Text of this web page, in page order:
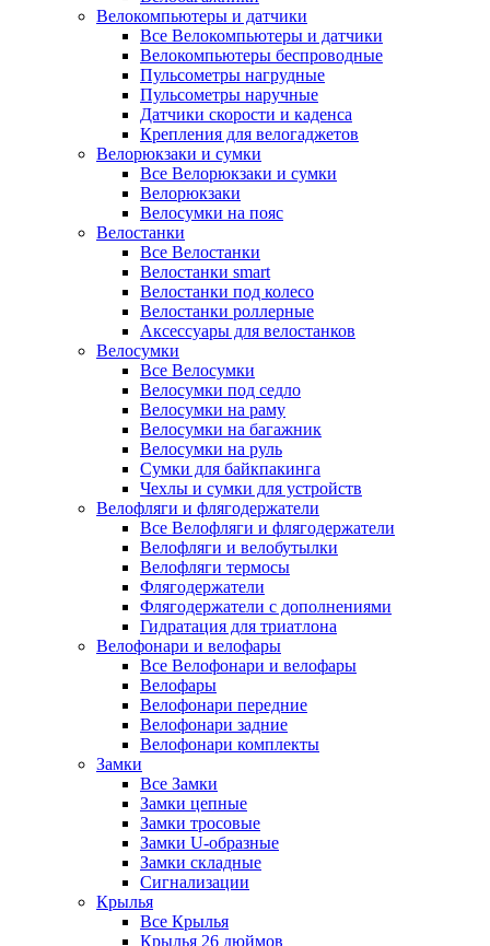
Велокомпьютеры и датчики
Все Велокомпьютеры и датчики
Велокомпьютеры беспроводные
Пульсометры нагрудные
Пульсометры наручные
Датчики скорости и каденса
Крепления для велогаджетов
Велорюкзаки и сумки
Все Велорюкзаки и сумки
Велорюкзаки
Велосумки на пояс
Велостанки
Все Велостанки
Велостанки smart
Велостанки под колесо
Велостанки роллерные
Аксессуары для велостанков
Велосумки
Все Велосумки
Велосумки под седло
Велосумки на раму
Велосумки на багажник
Велосумки на руль
Сумки для байкпакинга
Чехлы и сумки для устройств
Велофляги и флягодержатели
Все Велофляги и флягодержатели
Велофляги и велобутылки
Велофляги термосы
Флягодержатели
Флягодержатели с дополнениями
Гидратация для триатлона
Велофонари и велофары
Все Велофонари и велофары
Велофары
Велофонари передние
Велофонари задние
Велофонари комплекты
Замки
Все Замки
Замки цепные
Замки тросовые
Замки U-образные
Замки складные
Сигнализации
Крылья
Все Крылья
Крылья 26 дюймов